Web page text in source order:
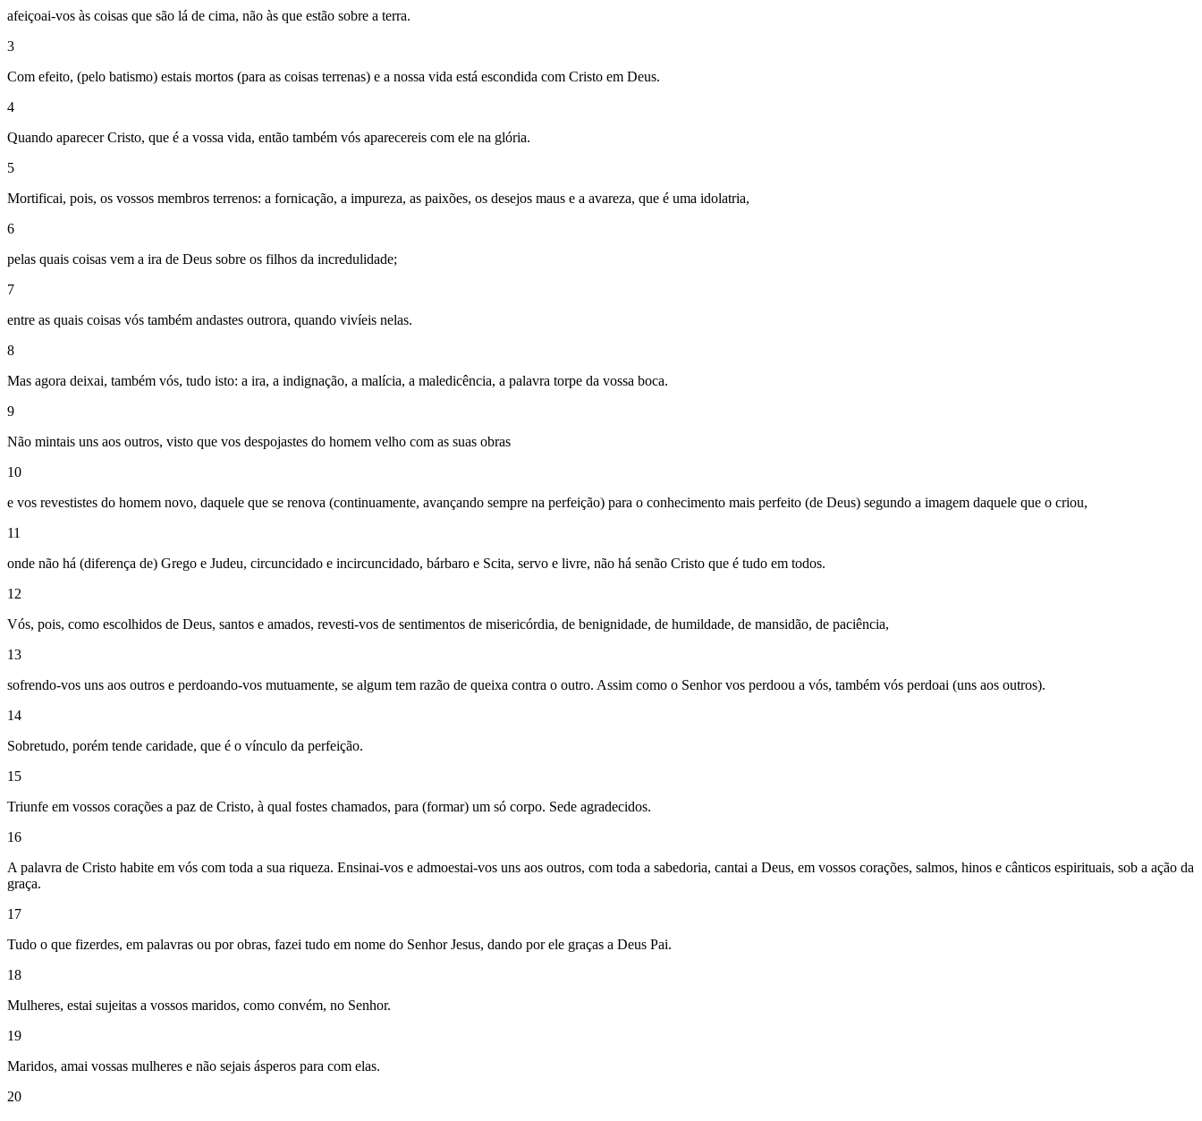
afeiçoai-vos às coisas que são lá de cima, não às que estão sobre a terra.
3
Com efeito, (pelo batismo) estais mortos (para as coisas terrenas) e a nossa vida está escondida com Cristo em Deus.
4
Quando aparecer Cristo, que é a vossa vida, então também vós aparecereis com ele na glória.
5
Mortificai, pois, os vossos membros terrenos: a fornicação, a impureza, as paixões, os desejos maus e a avareza, que é uma idolatria,
6
pelas quais coisas vem a ira de Deus sobre os filhos da incredulidade;
7
entre as quais coisas vós também andastes outrora, quando vivíeis nelas.
8
Mas agora deixai, também vós, tudo isto: a ira, a indignação, a malícia, a maledicência, a palavra torpe da vossa boca.
9
Não mintais uns aos outros, visto que vos despojastes do homem velho com as suas obras
10
e vos revestistes do homem novo, daquele que se renova (continuamente, avançando sempre na perfeição) para o conhecimento mais perfeito (de Deus) segundo a imagem daquele que o criou,
11
onde não há (diferença de) Grego e Judeu, circuncidado e incircuncidado, bárbaro e Scita, servo e livre, não há senão Cristo que é tudo em todos.
12
Vós, pois, como escolhidos de Deus, santos e amados, revesti-vos de sentimentos de misericórdia, de benignidade, de humildade, de mansidão, de paciência,
13
sofrendo-vos uns aos outros e perdoando-vos mutuamente, se algum tem razão de queixa contra o outro. Assim como o Senhor vos perdoou a vós, também vós perdoai (uns aos outros).
14
Sobretudo, porém tende caridade, que é o vínculo da perfeição.
15
Triunfe em vossos corações a paz de Cristo, à qual fostes chamados, para (formar) um só corpo. Sede agradecidos.
16
A palavra de Cristo habite em vós com toda a sua riqueza. Ensinai-vos e admoestai-vos uns aos outros, com toda a sabedoria, cantai a Deus, em vossos corações, salmos, hinos e cânticos espirituais, sob a ação da
graça.
17
Tudo o que fizerdes, em palavras ou por obras, fazei tudo em nome do Senhor Jesus, dando por ele graças a Deus Pai.
18
Mulheres, estai sujeitas a vossos maridos, como convém, no Senhor.
19
Maridos, amai vossas mulheres e não sejais ásperos para com elas.
20